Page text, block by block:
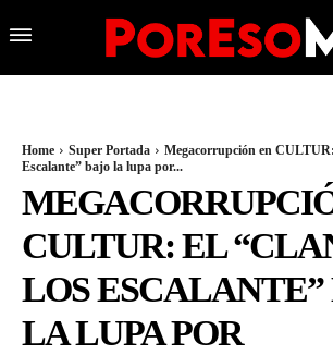
Home Super Portada
Megacorrupción en
Escalante” bajo la lupa por...
CULTUR: EL
LOS ESCALANTE”
LA LUPA POR